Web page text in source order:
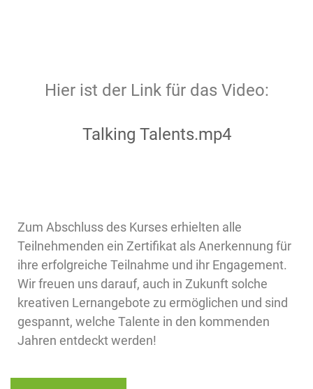
Hier ist der Link für das Video:
Talking Talents.mp4
Zum Abschluss des Kurses erhielten alle
Teilnehmenden ein Zertifikat als Anerkennung für
ihre erfolgreiche Teilnahme und ihr Engagement.
Wir freuen uns darauf, auch in Zukunft solche
kreativen Lernangebote zu ermöglichen und sind
gespannt, welche Talente in den kommenden
Jahren entdeckt werden!